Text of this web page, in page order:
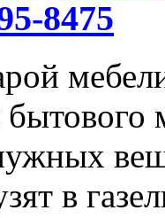
8475
в